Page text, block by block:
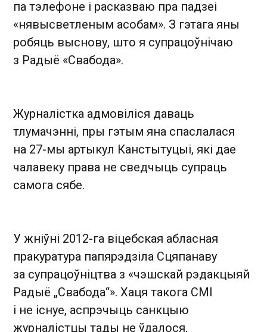
па тэлефоне і расказваю пра падзеі
«нявысветленым асобам». З гэтага яны
робяць выснову, што я супрацоўнічаю
з Радыё «Свабода».
Журналістка адмовіліся даваць
тлумачэнні, пры гэтым яна спаслалася
на 27-мы артыкул Канстытуцыі, які дае
чалавеку права не сведчыць супраць
самога сябе.
У жніўні 2012-га віцебская абласная
пракуратура папярэдзіла Сцяпанаву
за супрацоўніцтва з «чэшскай рэдакцыяй
Радыё „Свабода“». Хаця такога СМІ
і не існуе, аспрэчыць санкцыю
журналістцы тады не ўдалося,